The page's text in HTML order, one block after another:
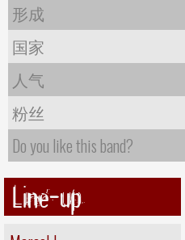
形成
国家
人气
粉丝
Do you like this band?
Line-up